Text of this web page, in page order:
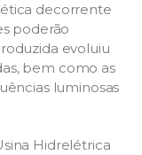
decorrente
poderão
evoluiu
bem como as
luminosas
Hidrelétrica